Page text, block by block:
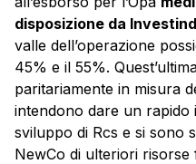
disposizione da
valle dell’operazione
45% e il 55%.
paritariamente in misura
intendono dare un rapido
sviluppo di Rcs e si sono
NewCo di ulteriori